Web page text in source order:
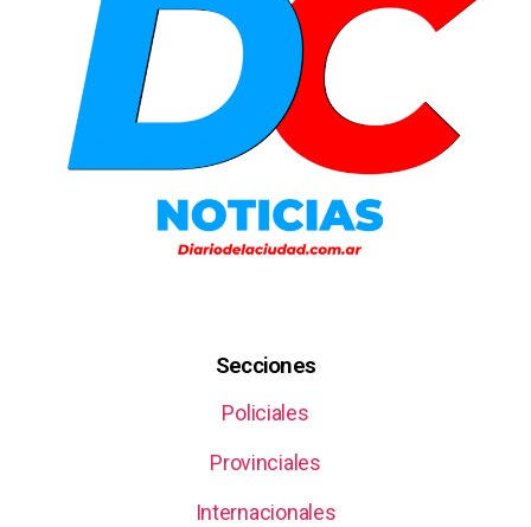
Secciones
Policiales
Provinciales
Internacionales